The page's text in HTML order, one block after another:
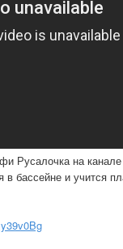
Русалочка на
бассейне и учится